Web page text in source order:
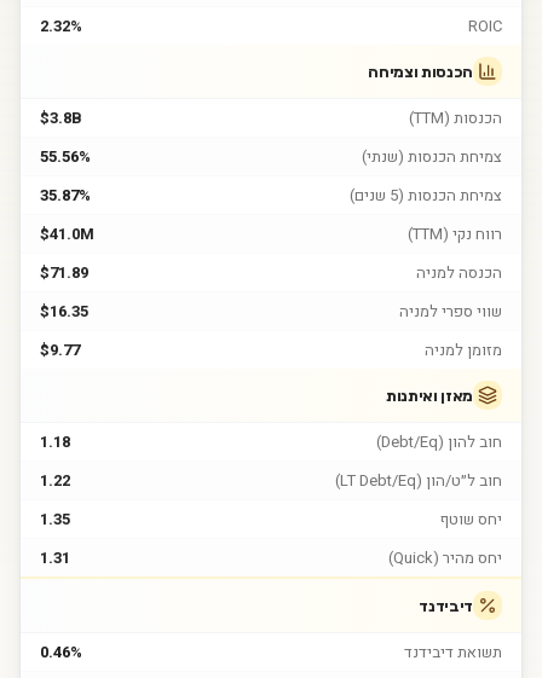
ROIC
2.32%
הכנסות וצמיחה
הכנסות (TTM)
$3.8B
צמיחת הכנסות (שנתי)
55.56%
צמיחת הכנסות (5 שנים)
35.87%
רווח נקי (TTM)
$41.0M
הכנסה למניה
$71.89
שווי ספרי למניה
$16.35
מזומן למניה
$9.77
מאזן ואיתנות
חוב להון (Debt/Eq)
1.18
חוב ל״ט/הון (LT Debt/Eq)
1.22
יחס שוטף
1.35
יחס מהיר (Quick)
1.31
דיבידנד
תשואת דיבידנד
0.46%